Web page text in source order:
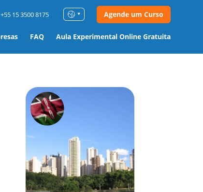
FAQ Aula Experimental Online Gratuita
+55 15 3500 8175 Agende um Curso